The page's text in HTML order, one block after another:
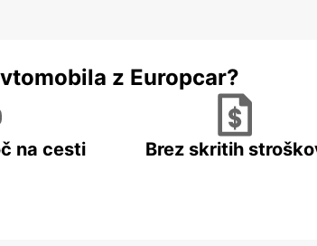
z Europcar?
na cesti Brez skritih